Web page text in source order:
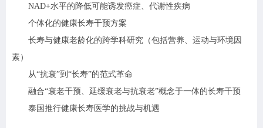
NAD+水平的降低可能诱发癌症、代谢性疾病
个体化的健康长寿干预方案
长寿与健康老龄化的跨学科研究（包括营养、运动与环境因
素）
从“抗衰”到“长寿”的范式革命
融合“衰老干预、延缓衰老与抗衰老”概念于一体的长寿干预
泰国推行健康长寿医学的挑战与机遇